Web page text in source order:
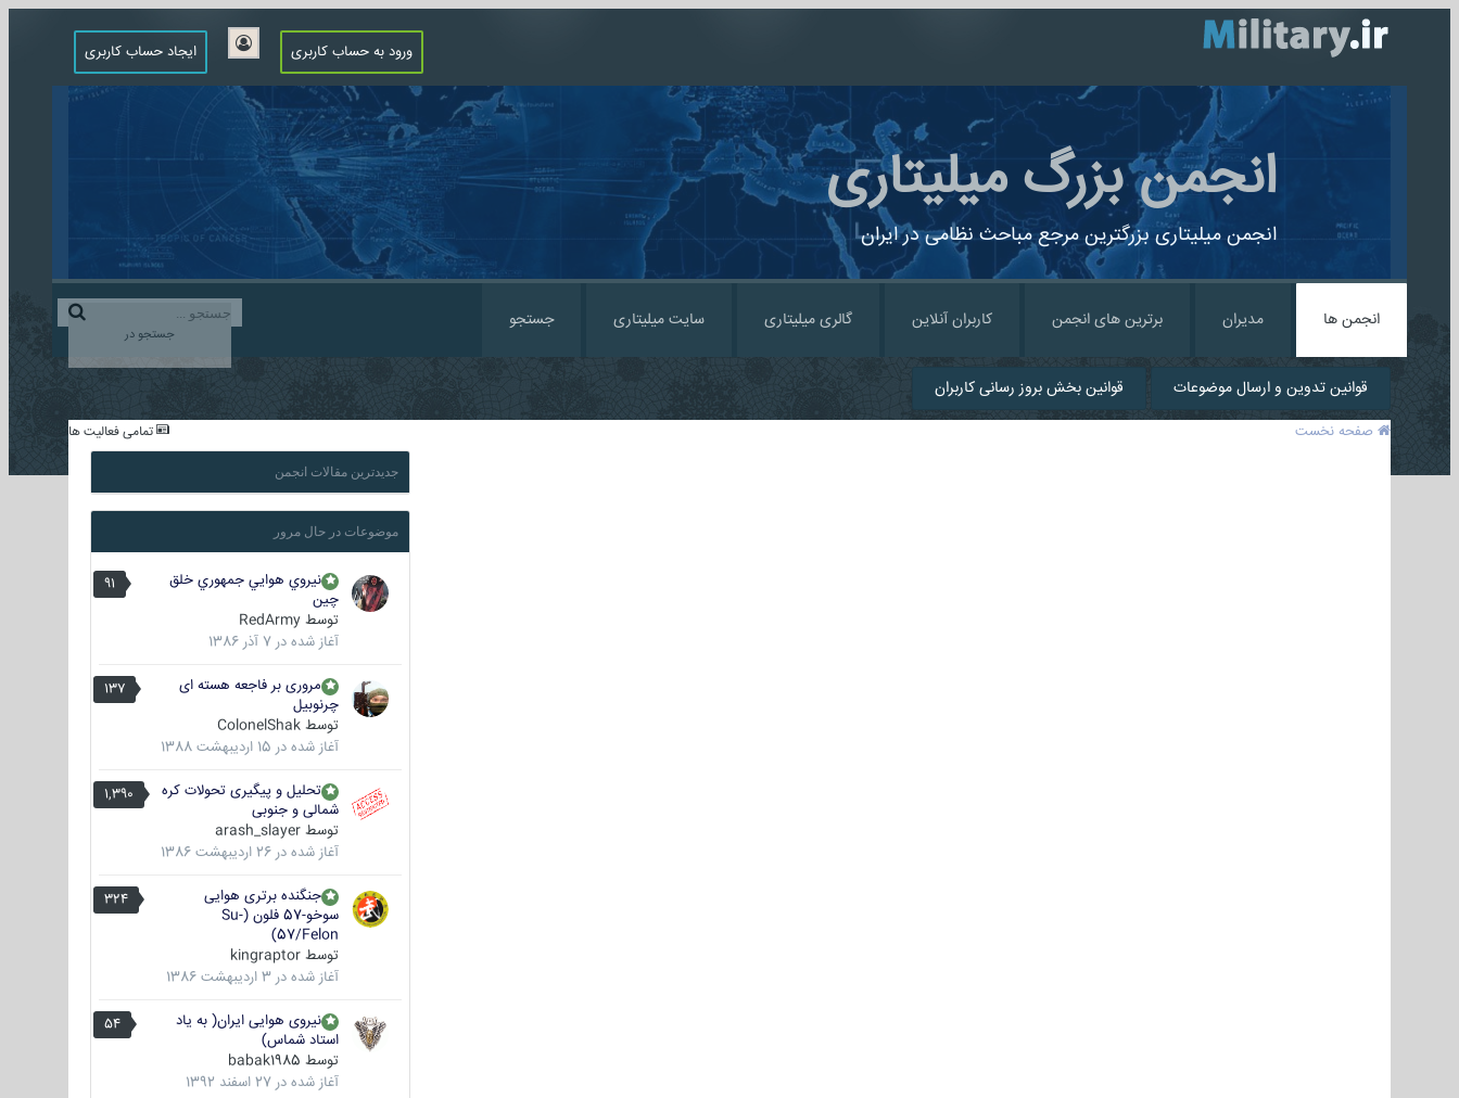
ورود به حساب کاربری ایجاد حساب کاربری
انجمن بزرگ میلیتاری
انجمن میلیتاری بزرگترین مرجع مباحث نظامی در ایران
جستجو در
انجمن ها مدیران برترین های انجمن کاربران آنلاین گالری میلیتاری سایت میلیتاری جستجو
قوانین تدوین و ارسال موضوعات قوانین بخش بروز رسانی کاربران
تمامی فعالیت ها صفحه نخست
جدیدترین مقالات انجمن
موضوعات در حال مرور
91
نيروي هوايي جمهوري خلق
چين
توسط RedArmy
آغاز شده در 7 آذر 1386
137
مروری بر فاجعه هسته ای
چرنوبیل
توسط ColonelShak
آغاز شده در 15 اردیبهشت 1388
1,390
تحلیل و پیگیری تحولات کره
شمالی و جنوبی
توسط arash_slayer
آغاز شده در 26 اردیبهشت 1386
324
جنگنده برتری هوایی
سوخو-57 فلون (Su-
57/Felon)
توسط kingraptor
آغاز شده در 3 اردیبهشت 1386
54
نیروی هوایی ایران( به یاد
استاد شماس)
توسط babak1985
آغاز شده در 27 اسفند 1392